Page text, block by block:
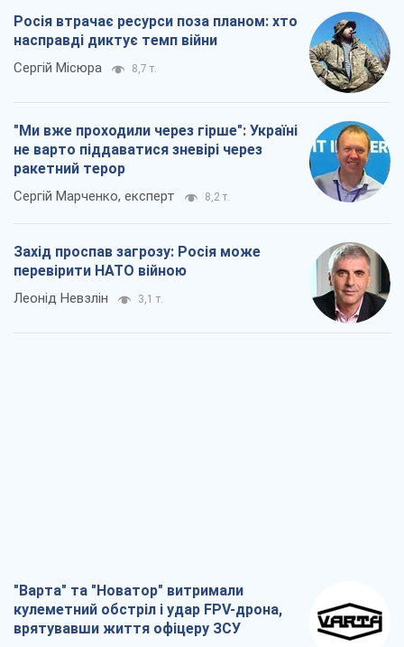
Росія втрачає ресурси поза планом: хто
насправді диктує темп війни
Сергій Місюра 8,7 т.
"Ми вже проходили через гірше": Україні
не варто піддаватися зневірі через
ракетний терор
Сергій Марченко, експерт 8,2 т.
Захід проспав загрозу: Росія може
перевірити НАТО війною
Леонід Невзлін 3,1 т.
"Варта" та "Новатор" витримали
кулеметний обстріл і удар FPV-дрона,
врятувавши життя офіцеру ЗСУ